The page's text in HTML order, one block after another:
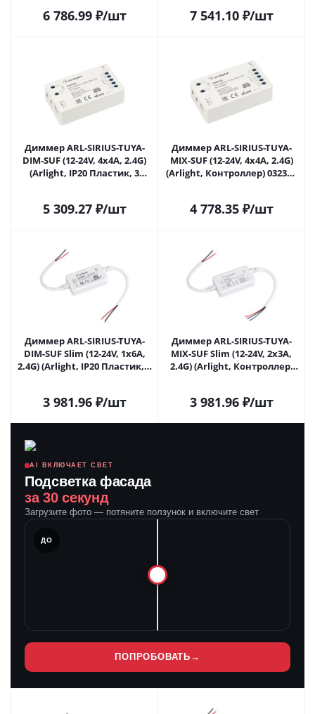
6 786.99₽/шт
Москве
7 541.10₽/шт
Диммер ARL-SIRIUS-TUYA-
DIM-SUF (12-24V, 4x4A, 2.4G)
(Arlight, IP20 Пластик, 3
5 309.27₽/шт
Диммер ARL-SIRIUS-TUYA-
MIX-SUF (12-24V, 4x4A, 2.4G)
(Arlight, Контроллер) 032343
4 778.35₽/шт
Диммер ARL-SIRIUS-TUYA-
DIM-SUF Slim (12-24V, 1x6A,
2.4G) (Arlight, IP20 Пластик, 3
3 981.96₽/шт
Диммер ARL-SIRIUS-TUYA-
MIX-SUF Slim (12-24V, 2x3A,
2.4G) (Arlight, Контроллер)
3 981.96₽/шт
AI ВКЛЮЧАЕТ СВЕТ
Подсветка фасада
за 30 секунд
Загрузите фото — потяните ползунок и включите свет
ДО
ПОПРОБОВАТЬ →